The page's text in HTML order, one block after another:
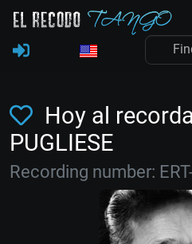
Hoy al
PUGLIESE
Recording number: